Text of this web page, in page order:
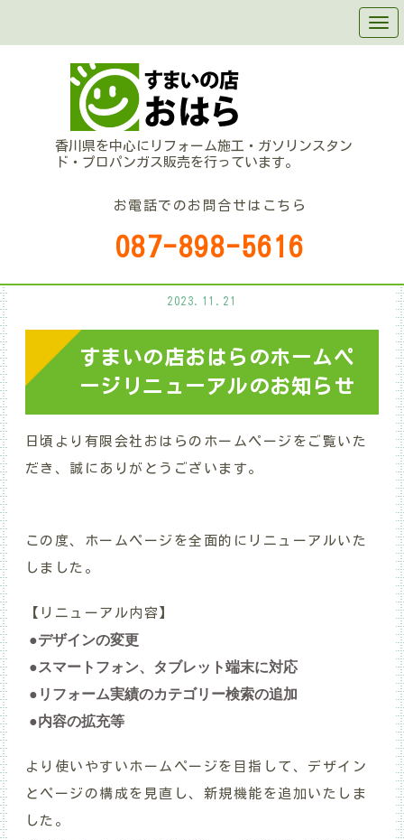
香川県を中心にリフォーム施工・ガソリンスタン
ド・プロパンガス販売を行っています。
お電話でのお問合せはこちら
087-898-5616
2023.11.21
すまいの店おはらのホームペ
ージリニューアルのお知らせ
日頃より有限会社おはらのホームページをご覧いた
だき、誠にありがとうございます。
この度、ホームページを全面的にリニューアルいた
しました。
【リニューアル内容】
●デザインの変更
●スマートフォン、タブレット端末に対応
●リフォーム実績のカテゴリー検索の追加
●内容の拡充等
より使いやすいホームページを目指して、デザイン
とページの構成を見直し、新規機能を追加いたしま
した。